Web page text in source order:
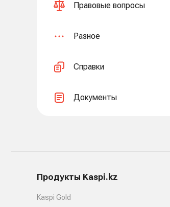
Правовые вопросы
Разное
Справки
Документы
Продукты Kaspi.kz
Kaspi Gold